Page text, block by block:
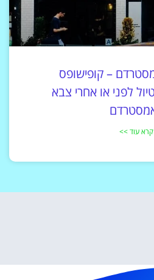
– קופישופס
לפני או אחרי צבא
קרא עוד >>